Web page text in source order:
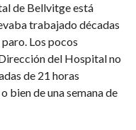
de Bellvitge está
trabajado décadas
Los pocos
del Hospital no
de 21 horas
bien de una semana de